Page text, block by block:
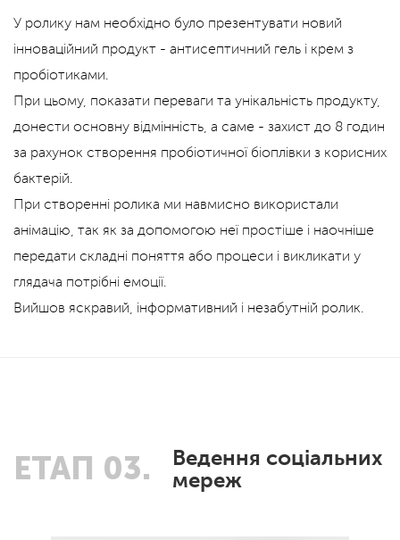
У ролику нам необхідно було презентувати новий
інноваційний продукт - антисептичний гель і крем з
пробіотиками.
При цьому, показати переваги та унікальність продукту,
донести основну відмінність, а саме - захист до 8 годин
за рахунок створення пробіотичної біоплівки з корисних
бактерій.
При створенні ролика ми навмисно використали
анімацію, так як за допомогою неї простіше і наочніше
передати складні поняття або процеси і викликати у
глядача потрібні емоції.
Вийшов яскравий, інформативний і незабутній ролик.
ЕТАП 03.
Ведення соціальних
мереж